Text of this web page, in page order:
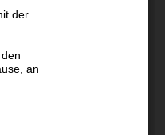
der
an